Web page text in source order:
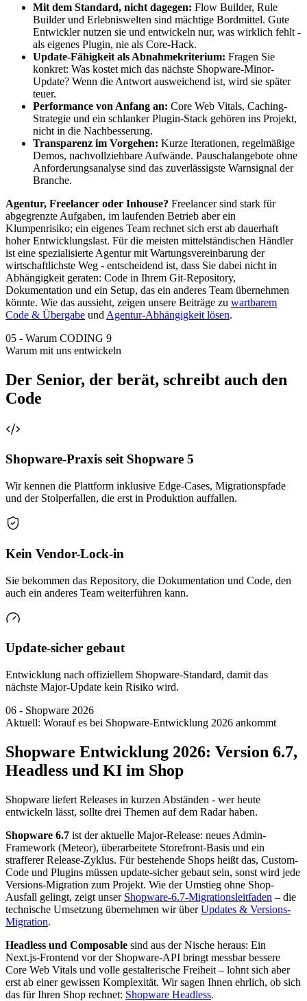
Mit dem Standard, nicht dagegen: Flow Builder, Rule
Builder und Erlebniswelten sind mächtige Bordmittel. Gute
Entwickler nutzen sie und entwickeln nur, was wirklich fehlt -
als eigenes Plugin, nie als Core-Hack.
Update-Fähigkeit als Abnahmekriterium: Fragen Sie
konkret: Was kostet mich das nächste Shopware-Minor-
Update? Wenn die Antwort ausweichend ist, wird sie später
teuer.
Performance von Anfang an: Core Web Vitals, Caching-
Strategie und ein schlanker Plugin-Stack gehören ins Projekt,
nicht in die Nachbesserung.
Transparenz im Vorgehen: Kurze Iterationen, regelmäßige
Demos, nachvollziehbare Aufwände. Pauschalangebote ohne
Anforderungsanalyse sind das zuverlässigste Warnsignal der
Branche.
Agentur, Freelancer oder Inhouse? Freelancer sind stark für
abgegrenzte Aufgaben, im laufenden Betrieb aber ein
Klumpenrisiko; ein eigenes Team rechnet sich erst ab dauerhaft
hoher Entwicklungslast. Für die meisten mittelständischen Händler
ist eine spezialisierte Agentur mit Wartungsvereinbarung der
wirtschaftlichste Weg - entscheidend ist, dass Sie dabei nicht in
Abhängigkeit geraten: Code in Ihrem Git-Repository,
Dokumentation und ein Setup, das ein anderes Team übernehmen
könnte. Wie das aussieht, zeigen unsere Beiträge zu wartbarem
Code & Übergabe und Agentur-Abhängigkeit lösen.
05 - Warum CODING 9
Warum mit uns entwickeln
Der Senior, der berät, schreibt auch den
Code
Shopware-Praxis seit Shopware 5
Wir kennen die Plattform inklusive Edge-Cases, Migrationspfade
und der Stolperfallen, die erst in Produktion auffallen.
Kein Vendor-Lock-in
Sie bekommen das Repository, die Dokumentation und Code, den
auch ein anderes Team weiterführen kann.
Update-sicher gebaut
Entwicklung nach offiziellem Shopware-Standard, damit das
nächste Major-Update kein Risiko wird.
06 - Shopware 2026
Aktuell: Worauf es bei Shopware-Entwicklung 2026 ankommt
Shopware Entwicklung 2026: Version 6.7,
Headless und KI im Shop
Shopware liefert Releases in kurzen Abständen - wer heute
entwickeln lässt, sollte drei Themen auf dem Radar haben.
Shopware 6.7 ist der aktuelle Major-Release: neues Admin-
Framework (Meteor), überarbeitete Storefront-Basis und ein
strafferer Release-Zyklus. Für bestehende Shops heißt das, Custom-
Code und Plugins müssen update-sicher gebaut sein, sonst wird jede
Versions-Migration zum Projekt. Wie der Umstieg ohne Shop-
Ausfall gelingt, zeigt unser Shopware-6.7-Migrationsleitfaden – die
technische Umsetzung übernehmen wir über Updates & Versions-
Migration.
Headless und Composable sind aus der Nische heraus: Ein
Next.js-Frontend vor der Shopware-API bringt messbar bessere
Core Web Vitals und volle gestalterische Freiheit – lohnt sich aber
erst ab einer gewissen Komplexität. Wir sagen Ihnen ehrlich, ob sich
das für Ihren Shop rechnet: Shopware Headless.